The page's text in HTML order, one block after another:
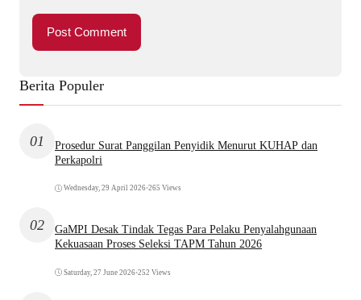
Berita Populer
01
Prosedur Surat Panggilan Penyidik Menurut KUHAP dan
Perkapolri
Wednesday, 29 April 2026•265 Views
02
GaMPI Desak Tindak Tegas Para Pelaku Penyalahgunaan
Kekuasaan Proses Seleksi TAPM Tahun 2026
Saturday, 27 June 2026•252 Views